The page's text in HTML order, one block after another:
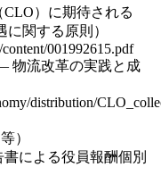
）に期待される
に関する原則）
001992615.pdf
物流改革の実践と成
distribution/
）
による役員報酬個別